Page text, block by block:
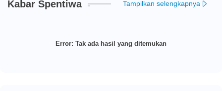
Kabar Spentiwa Tampilkan selengkapnya
Error: Tak ada hasil yang ditemukan